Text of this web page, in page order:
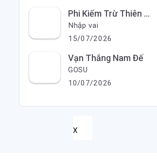
Phi Kiếm Trừ Thiên Ma
Nhập vai
15/07/2026
Vạn Thắng Nam Đế
GOSU
10/07/2026
X